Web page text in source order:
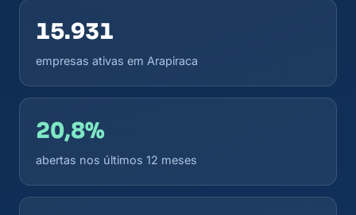
15.931
empresas ativas em Arapiraca
20,8%
abertas nos últimos 12 meses